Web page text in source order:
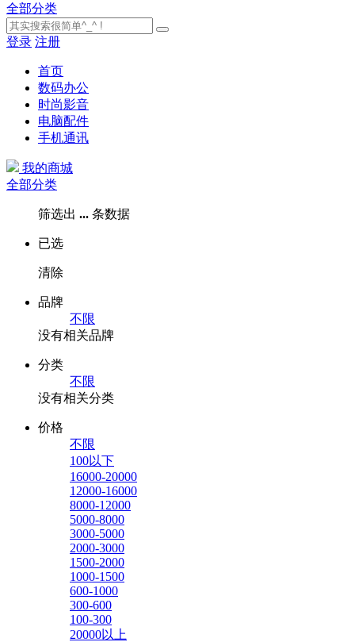
全部分类
登录 注册
首页
数码办公
时尚影音
电脑配件
手机通讯
我的商城
全部分类
筛选出 ... 条数据
已选
清除
品牌
不限
没有相关品牌
分类
不限
没有相关分类
价格
不限
100以下
16000-20000
12000-16000
8000-12000
5000-8000
3000-5000
2000-3000
1500-2000
1000-1500
600-1000
300-600
100-300
20000以上